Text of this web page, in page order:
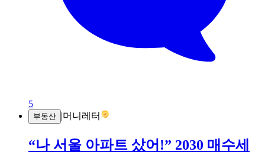
5
부동산 |머니레터
“나 서울 아파트 샀어!” 2030 매수세